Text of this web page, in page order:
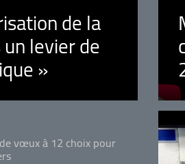
de la
levier de
»
vœux à 12 choix pour